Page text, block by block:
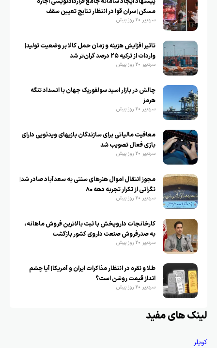
مسکن| سران قوا در انتظار نتایج تعیین سقف
سردبیر 2 روز پیش
تاثیر افزایش هزینه و زمان حمل کالا بر وضعیت تولید|
واردات از ترکیه ۲۵ درصد گران‌تر شد
سردبیر 2 روز پیش
چالش در بازار اسید سولفوریک جهان با انسداد تنگه
هرمز
سردبیر 2 روز پیش
معافیت مالیاتی برای سازندگان بازیهای ویدئویی دارای
بازی فعال تصویب شد
سردبیر 2 روز پیش
مجوز انتقال اموال هنرهای سنتی به سعدآباد صادر شد|
نگرانی از تکرار تجربه دهه ۸۰
سردبیر 2 روز پیش
کارخانجات داروپخش با ثبت بالاترین فروش ماهانه،
به صدرفروش صنعت داروی کشور بازگشت
سردبیر 2 روز پیش
طلا و نقره در انتظار مذاکرات ایران و آمریکا| آیا چشم
انداز قیمت روشن است؟
سردبیر 2 روز پیش
لینک های مفید
کوپلر